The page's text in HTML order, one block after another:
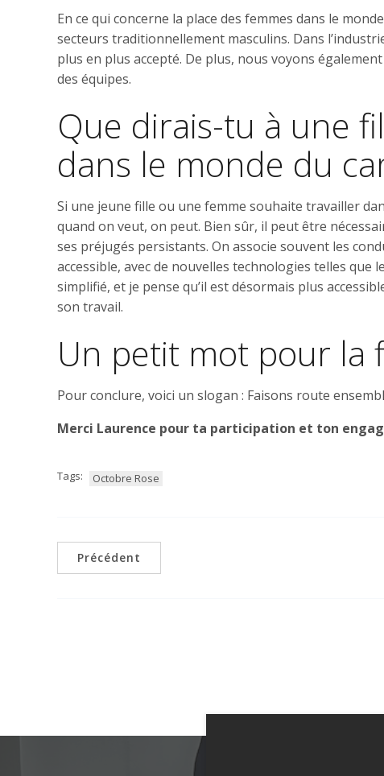
En ce qui concerne la place des femmes dans le
secteurs traditionnellement masculins. Dans
plus en plus accepté. De plus, nous voyons
des équipes.
Que dirais-tu à une
dans le monde du
Si une jeune fille ou une femme souhaite travailler
quand on veut, on peut. Bien sûr, il peut être
ses préjugés persistants. On associe souvent les
accessible, avec de nouvelles technologies telles que
simplifié, et je pense qu’il est désormais plus
son travail.
Un petit mot pour la
Pour conclure, voici un slogan : Faisons route
Merci Laurence pour ta participation et ton
Tags: Octobre Rose
Précédent